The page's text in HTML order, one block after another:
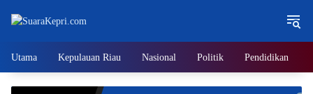
Utama Kepulauan Riau Nasional Politik Pendidikan